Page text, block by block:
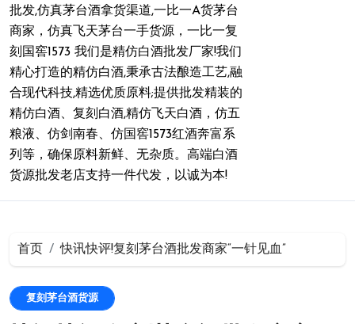
批发,仿真茅台酒拿货渠道,一比一A货茅台
商家，仿真飞天茅台一手货源，一比一复
刻国窖1573 我们是精仿白酒批发厂家!我们
精心打造的精仿白酒,秉承古法酿造工艺,融
合现代科技,精选优质原料;提供批发精装的
精仿白酒、复刻白酒,精仿飞天白酒，仿五
粮液、仿剑南春、仿国窖1573红酒奔富系
列等，确保原料新鲜、无杂质。高端白酒
货源批发老店支持一件代发，以诚为本!
首页 快讯快评!复刻茅台酒批发商家“一针见血”
复刻茅台酒货源